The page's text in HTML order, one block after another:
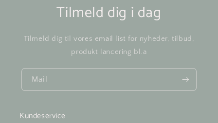
Tilmeld dig i dag
Tilmeld dig til vores email list for nyheder, tilbud,
produkt lancering bl.a
Mail
Kundeservice